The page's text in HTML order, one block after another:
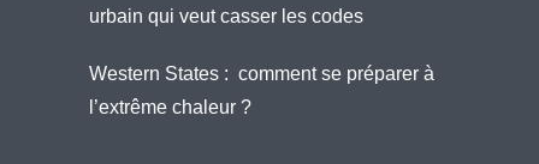
urbain qui veut casser les codes
Western States : comment se préparer à
l’extrême chaleur ?